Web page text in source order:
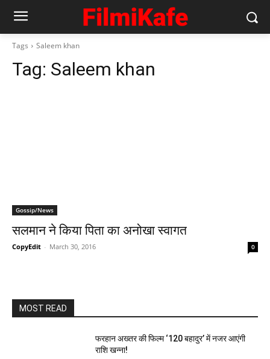
Tags Saleem khan
Tag: Saleem khan
Gossip/News
सलमान ने किया पिता का अनोखा स्‍वागत
CopyEdit - March 30, 2016 0
MOST READ
फरहान अख्तर की फिल्म ‘120 बहादुर’ में नजर आएंगी
राशि खन्ना!